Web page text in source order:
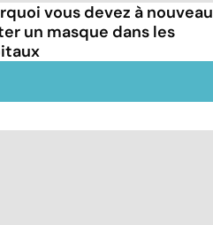
vous devez à nouveau
un masque dans les